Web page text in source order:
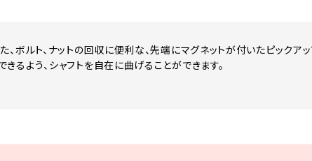
、ボルト、ナットの回収に便利な、先端にマグネットが付いたピックアッ
るよう、シャフトを自在に曲げることができます。